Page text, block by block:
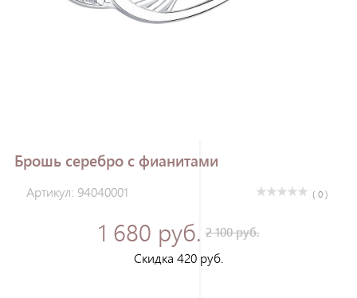
Брошь серебро с фианитами
Артикул: 94040001 ( 0 )
1 680 руб. 2 100 руб.
Скидка 420 руб.